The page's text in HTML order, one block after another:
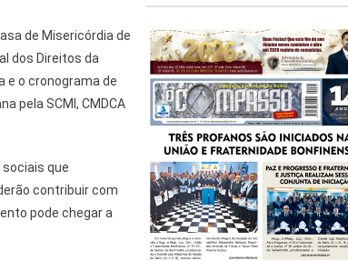
de Misericórdia de
dos Direitos da
e o cronograma de
pela SCMI, CMDCA
que
contribuir com
pode chegar a